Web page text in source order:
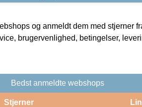
og anmeldt dem med stjerner
brugervenlighed, betingelser,
Bedst anmeldte webshops
Stjerner